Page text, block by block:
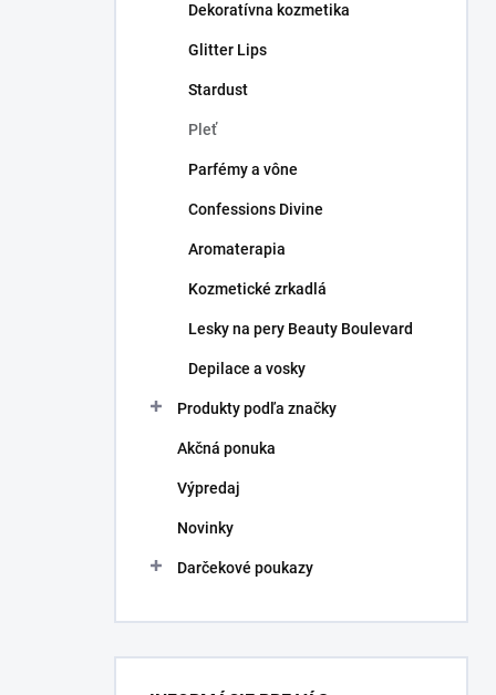
Dekoratívna kozmetika
Glitter Lips
Stardust
Pleť
Parfémy a vône
Confessions Divine
Aromaterapia
Kozmetické zrkadlá
Lesky na pery Beauty Boulevard
Depilace a vosky
Produkty podľa značky
Akčná ponuka
Výpredaj
Novinky
Darčekové poukazy